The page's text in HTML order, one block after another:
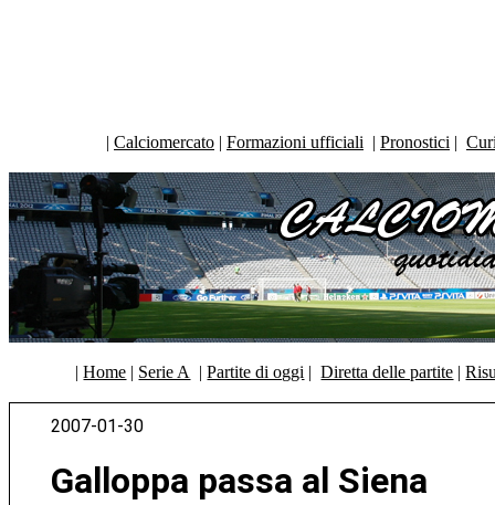
| Calciomercato | Formazioni ufficiali | Pronostici |
|Home | Serie A |Partite di oggi |Diretta delle partite |
2007-01-30
Galloppa passa al Siena